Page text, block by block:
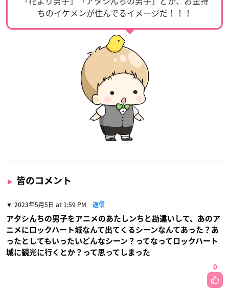
ちのイケメンが住んでるイメージだ！！！
皆のコメント
2023年5月5日 at 1:59 PM 返信
アタシんちの男子をアニメのあたしンちと勘違いして、あのア
ニメにロックハート城なんて出てくるシーンなんてあった？あ
ったとしてもいったいどんなシーン？ってなってロックハート
城に観光に行くとか？って思ってしまった
0